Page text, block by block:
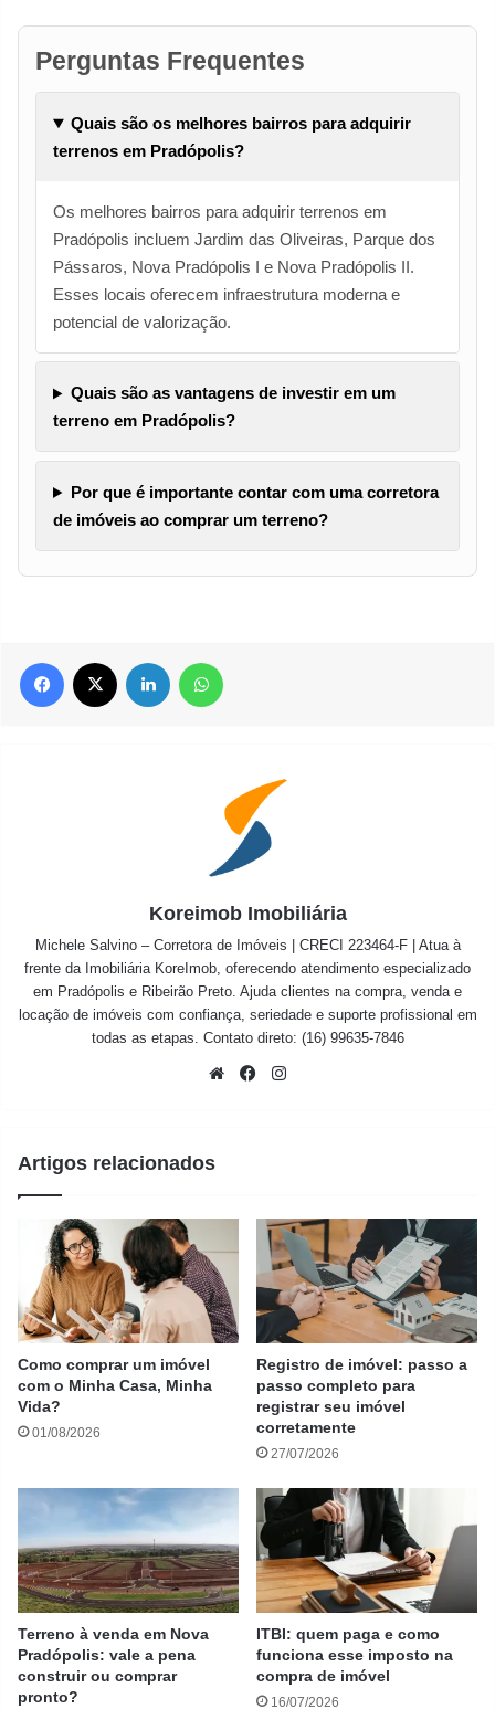
Perguntas Frequentes
Quais são os melhores bairros para adquirir
terrenos em Pradópolis?
Os melhores bairros para adquirir terrenos em
Pradópolis incluem Jardim das Oliveiras, Parque dos
Pássaros, Nova Pradópolis I e Nova Pradópolis II.
Esses locais oferecem infraestrutura moderna e
potencial de valorização.
Quais são as vantagens de investir em um
terreno em Pradópolis?
Por que é importante contar com uma corretora
de imóveis ao comprar um terreno?
Facebook Linkedin
Koreimob Imobiliária
Michele Salvino – Corretora de Imóveis | CRECI 223464-F | Atua à
frente da Imobiliária KoreImob, oferecendo atendimento especializado
em Pradópolis e Ribeirão Preto. Ajuda clientes na compra, venda e
locação de imóveis com confiança, seriedade e suporte profissional em
todas as etapas. Contato direto: (16) 99635-7846
WebsiteFacebook
Artigos relacionados
Como comprar um imóvel
com o Minha Casa, Minha
Vida?
01/08/2026
Registro de imóvel: passo a
passo completo para
registrar seu imóvel
corretamente
27/07/2026
Terreno à venda em Nova
Pradópolis: vale a pena
construir ou comprar
pronto?
ITBI: quem paga e como
funciona esse imposto na
compra de imóvel
16/07/2026